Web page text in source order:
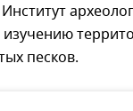
песков.